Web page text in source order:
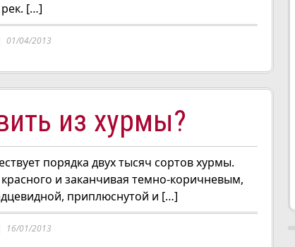
[…]
01/04/2013
из хурмы?
порядка двух тысяч сортов хурмы.
и заканчивая темно-коричневым,
приплюснутой и […]
16/01/2013